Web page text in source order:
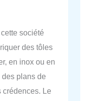
société
des tôles
en inox ou en
plans de
crédences. Le